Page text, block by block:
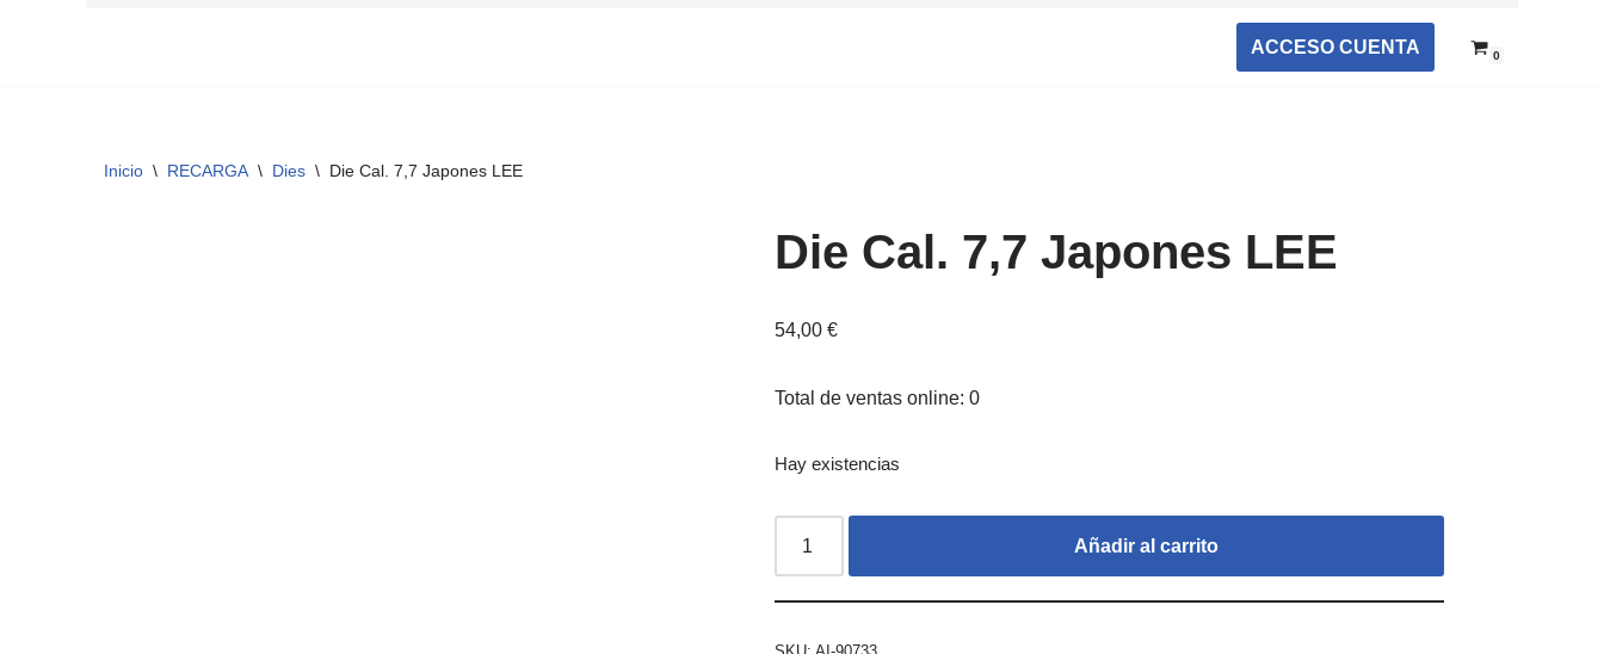
ACCESO CUENTA 0
Inicio \ RECARGA \ Dies \ Die Cal. 7,7 Japones LEE
Die Cal. 7,7 Japones LEE
54,00 €
Total de ventas online: 0
Hay existencias
Añadir al carrito